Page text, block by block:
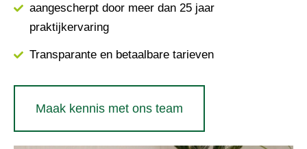
aangescherpt door meer dan 25 jaar
praktijkervaring
Transparante en betaalbare tarieven
Maak kennis met ons team